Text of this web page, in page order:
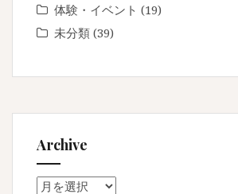
体験・イベント (19)
未分類 (39)
Archive
Archive